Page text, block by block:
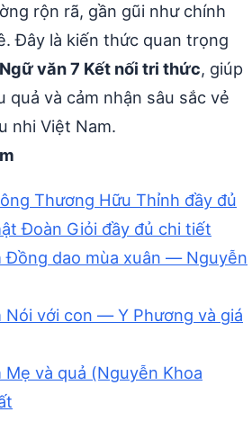
rộn rã, gần gũi như chính
Đây là kiến thức quan trọng
Ngữ văn 7 Kết nối tri thức, giúp
quả và cảm nhận sâu sắc vẻ
nhi Việt Nam.
Thương Hữu Thỉnh đầy đủ
Đoàn Giỏi đầy đủ chi tiết
Đồng dao mùa xuân — Nguyễn
Nói với con — Y Phương và giá
Mẹ và quả (Nguyễn Khoa